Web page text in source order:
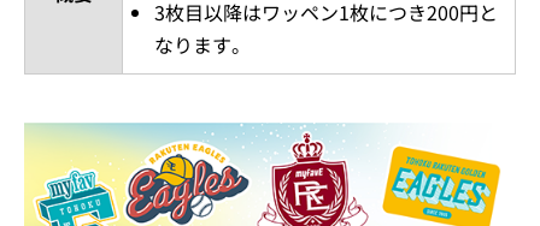
3枚目以降はワッペン1枚につき200円と
なります。